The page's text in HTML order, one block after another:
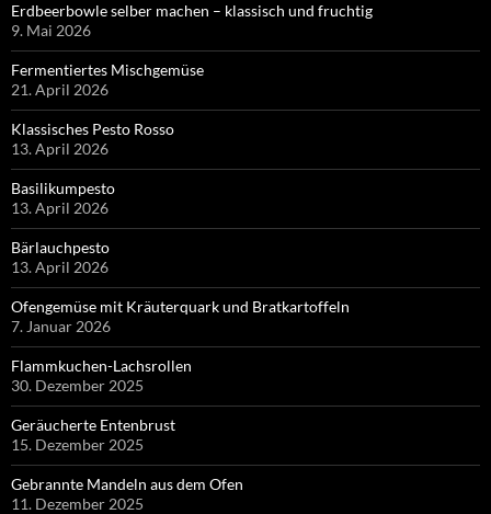
Erdbeerbowle selber machen – klassisch und fruchtig
9. Mai 2026
Fermentiertes Mischgemüse
21. April 2026
Klassisches Pesto Rosso
13. April 2026
Basilikumpesto
13. April 2026
Bärlauchpesto
13. April 2026
Ofengemüse mit Kräuterquark und Bratkartoffeln
7. Januar 2026
Flammkuchen-Lachsrollen
30. Dezember 2025
Geräucherte Entenbrust
15. Dezember 2025
Gebrannte Mandeln aus dem Ofen
11. Dezember 2025